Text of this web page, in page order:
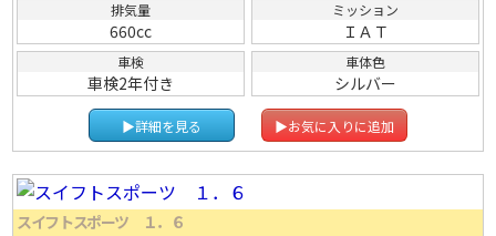
排気量
660cc
ミッション
ＩＡＴ
車検
車検2年付き
車体色
シルバー
▶詳細を見る ▶お気に入りに追加
スイフトスポーツ １．６